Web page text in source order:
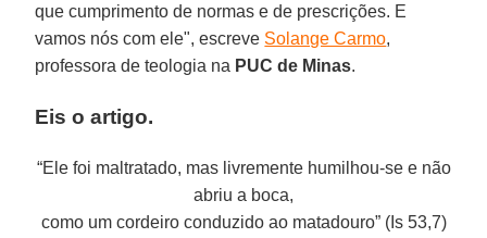
que cumprimento de normas e de prescrições. E
vamos nós com ele", escreve Solange Carmo,
professora de teologia na PUC de Minas.
Eis o artigo.
“Ele foi maltratado, mas livremente humilhou-se e não
abriu a boca,
como um cordeiro conduzido ao matadouro” (Is 53,7)